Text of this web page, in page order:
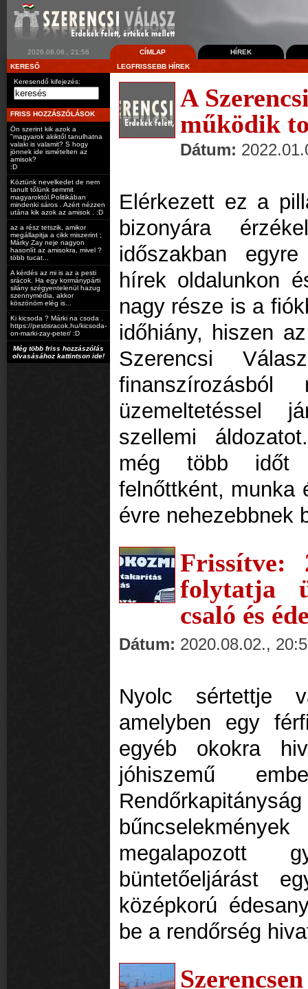
2026.08.06., 21:56 CÍMLAP
HÍREK
KERESŐ
Keresendő kifejezés:
FRISS HOZZÁSZÓLÁSOK
Ön szerint kik azok a
"magyarok akiktől tanulhatna
valaki is valamit? S hogy
jönnek ide ismételten az
amisok?
:D
Köztünk nevelkedet de nem
tanult tőlünk semmit
magyaroktól.Politikában
mindenki sáros . Azért nézzen
utána kik azok az amisok . :D
az a rész tetszik, amikor
megállapitja a cikk miszerint ;
Márky Zay neje nagyon
hasonlít az amisokra, mivel ?
több tucat...
A kérdés az mi is az a pesti
srácok. Ha egy kormánypárti
silány szégyentelenül hazug
szennymédia, akkor
köszönöm elég is...
Ki kicsoda ? Márki na csoda .
https://pestisracok.hu/kicsoda-
on-marki-zay-peter/ :D
Még több friss hozzászólás
olvasásához kattintson ide!
LEGFRISSEBB HÍREK
A
működik
Dátum:
Elérkezett ez a
bizonyára
időszakban
hírek oldalunkon
nagy része is a
időhiány, hiszen
Szerencsi
üzemeltetéssel
szellemi
még több időt
felnőttként, munka
évre nehezebbnek
Frissítve:
folytatja
csaló és
Dátum: 2020.08.02.,
Nyolc sértettje
amelyben egy
egyéb okokra
jóhiszemű
megalapozott
büntetőeljárást
középkorú
be a rendőrség